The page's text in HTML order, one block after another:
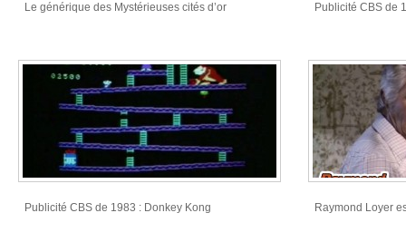
Le générique des Mystérieuses cités d’or Publicité CBS de
Publicité CBS de 1983 : Donkey Kong Raymond Loyer